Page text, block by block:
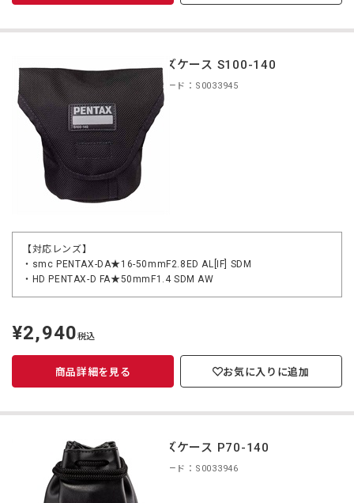
レンズケース S100-140
商品コード：S0033945
【対応レンズ】
・smc PENTAX-DA★16-50mmF2.8ED AL[IF] SDM
・HD PENTAX-D FA★50mmF1.4 SDM AW
定
価
¥2,940税込
商品詳細を見る お気に入りに追加
レンズケース P70-140
商品コード：S0033946